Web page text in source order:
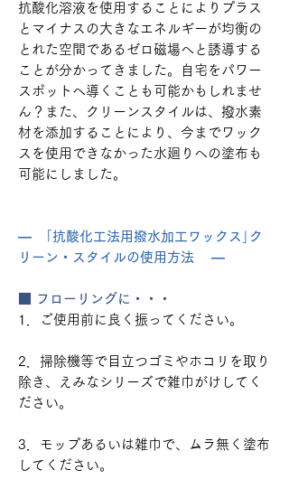
抗酸化溶液を使用することによりプラス
とマイナスの大きなエネルギーが均衡の
とれた空間であるゼロ磁場へと誘導する
ことが分かってきました。自宅をパワー
スポットへ導くことも可能かもしれませ
ん？また、クリーンスタイルは、撥水素
材を添加することにより、今までワック
スを使用できなかった水廻りへの塗布も
可能にしました。
― ｢抗酸化工法用撥水加工ワックス｣ク
リーン・スタイルの使用方法 ―
■ フローリングに・・・
1．ご使用前に良く振ってください。
2．掃除機等で目立つゴミやホコリを取り
除き、えみなシリーズで雑巾がけしてく
ださい。
3．モップあるいは雑巾で、ムラ無く塗布
してください。